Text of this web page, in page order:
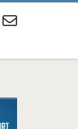
email-